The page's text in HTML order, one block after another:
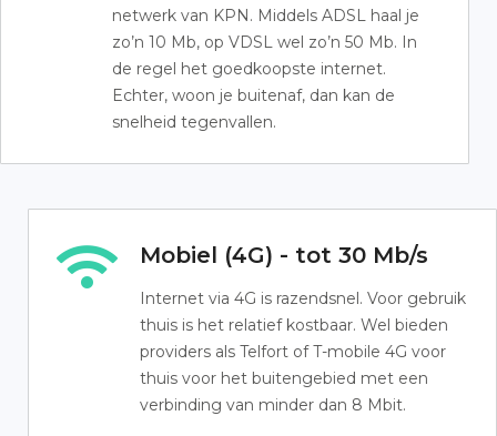
netwerk van KPN. Middels ADSL haal je
zo’n 10 Mb, op VDSL wel zo’n 50 Mb. In
de regel het goedkoopste internet.
Echter, woon je buitenaf, dan kan de
snelheid tegenvallen.
Mobiel (4G) - tot 30 Mb/s
Internet via 4G is razendsnel. Voor gebruik
thuis is het relatief kostbaar. Wel bieden
providers als Telfort of T-mobile 4G voor
thuis voor het buitengebied met een
verbinding van minder dan 8 Mbit.